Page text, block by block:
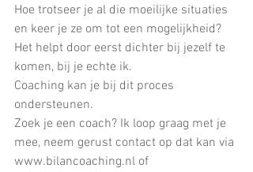
Hoe trotseer je al die moeilijke situaties
en keer je ze om tot een mogelijkheid?
Het helpt door eerst dichter bij jezelf te
komen, bij je echte ik.
Coaching kan je bij dit proces
ondersteunen.
Zoek je een coach? Ik loop graag met je
mee, neem gerust contact op dat kan via
www.bilancoaching.nl of